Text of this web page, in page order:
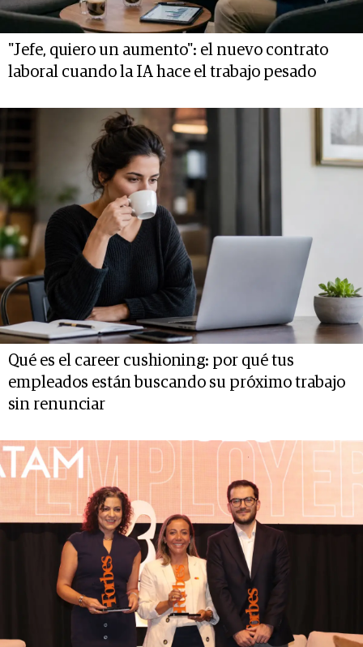
"Jefe, quiero un aumento": el nuevo contrato
laboral cuando la IA hace el trabajo pesado
Qué es el career cushioning: por qué tus
empleados están buscando su próximo trabajo
sin renunciar